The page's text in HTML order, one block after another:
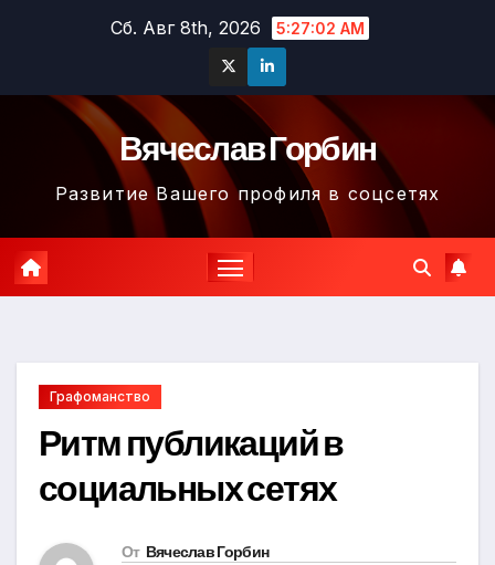
Сб. Авг 8th, 2026 5:27:03 AM
Вячеслав Горбин
Развитие Вашего профиля в соцсетях
Графоманство
Ритм публикаций в
социальных сетях
От Вячеслав Горбин